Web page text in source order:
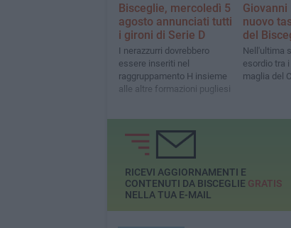
Bisceglie, mercoledì 5
agosto annunciati tutti
i gironi di Serie D
I nerazzurri dovrebbero
essere inseriti nel
raggruppamento H insieme
alle altre formazioni pugliesi
Giovanni
nuovo
del
Nell'ultima
esordio tra
maglia del
RICEVI AGGIORNAMENTI E
CONTENUTI DA BISCEGLIE GRATIS
NELLA TUA E-MAIL